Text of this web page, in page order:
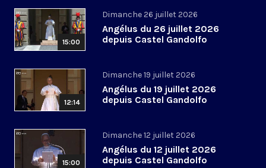
15:00
Dimanche 26 juillet 2026
Angélus du 26 juillet 2026
depuis Castel Gandolfo
12:14
Dimanche 19 juillet 2026
Angélus du 19 juillet 2026
depuis Castel Gandolfo
15:00
Dimanche 12 juillet 2026
Angélus du 12 juillet 2026
depuis Castel Gandolfo